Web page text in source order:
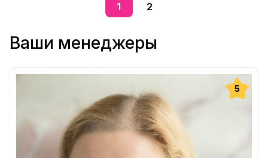
1 2
Ваши менеджеры
5